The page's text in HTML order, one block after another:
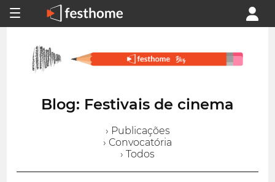
Blog: Festivais de cinema
› Publicações
› Convocatória
› Todos